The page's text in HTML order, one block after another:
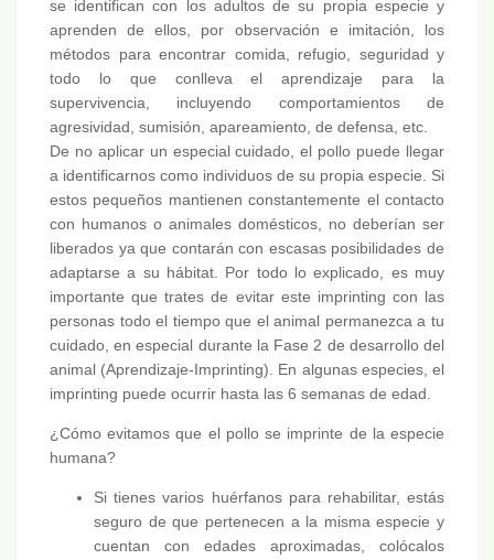
se identifican con los adultos de su propia especie y
aprenden de ellos, por observación e imitación, los
métodos para encontrar comida, refugio, seguridad y
todo lo que conlleva el aprendizaje para la
supervivencia, incluyendo comportamientos de
agresividad, sumisión, apareamiento, de defensa, etc.
De no aplicar un especial cuidado, el pollo puede llegar
a identificarnos como individuos de su propia especie. Si
estos pequeños mantienen constantemente el contacto
con humanos o animales domésticos, no deberían ser
liberados ya que contarán con escasas posibilidades de
adaptarse a su hábitat. Por todo lo explicado, es muy
importante que trates de evitar este imprinting con las
personas todo el tiempo que el animal permanezca a tu
cuidado, en especial durante la Fase 2 de desarrollo del
animal (Aprendizaje-Imprinting). En algunas especies, el
imprinting puede ocurrir hasta las 6 semanas de edad.
¿Cómo evitamos que el pollo se imprinte de la especie
humana?
Si tienes varios huérfanos para rehabilitar, estás
seguro de que pertenecen a la misma especie y
cuentan con edades aproximadas, colócalos